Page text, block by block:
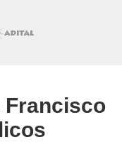
Francisco